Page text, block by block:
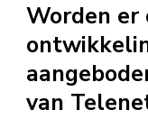
Worden er
van